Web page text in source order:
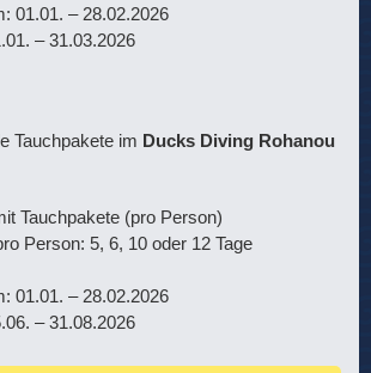
01.01. – 28.02.2026
– 31.03.2026
Tauchpakete im Ducks Diving Rohanou
Tauchpakete (pro Person)
Person: 5, 6, 10 oder 12 Tage
01.01. – 28.02.2026
– 31.08.2026